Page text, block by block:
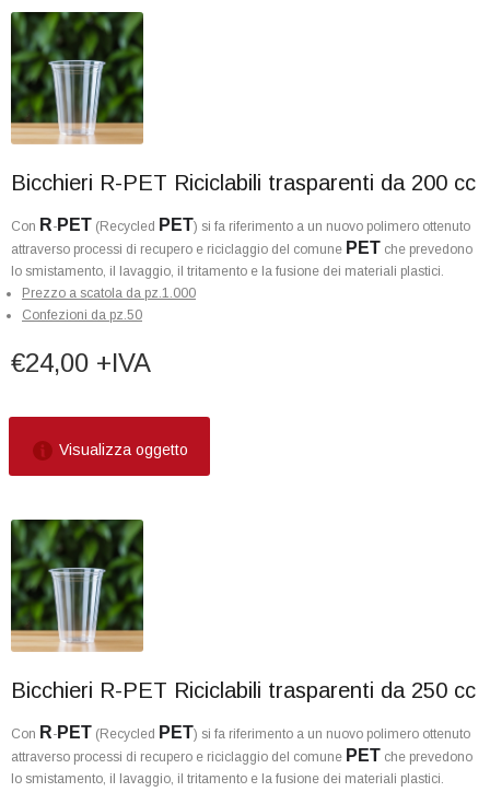
Bicchieri R-PET Riciclabili trasparenti da 200 cc
Con R- PET (Recycled PET) si fa riferimento a un nuovo polimero ottenuto
attraverso processi di recupero e riciclaggio del comune PET che prevedono
lo smistamento, il lavaggio, il tritamento e la fusione dei materiali plastici.
Prezzo a scatola da pz.1.000
Confezioni da pz.50
€24,00 +IVA
Visualizza oggetto
Bicchieri R-PET Riciclabili trasparenti da 250 cc
Con R- PET (Recycled PET) si fa riferimento a un nuovo polimero ottenuto
attraverso processi di recupero e riciclaggio del comune PET che prevedono
lo smistamento, il lavaggio, il tritamento e la fusione dei materiali plastici.